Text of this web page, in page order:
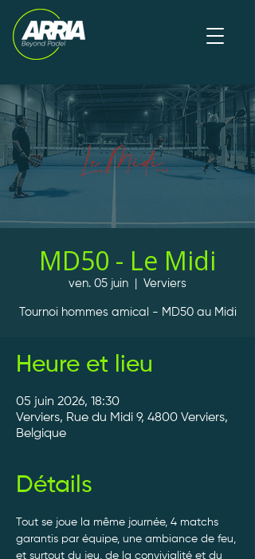
MD50 - Le Midi
ven. 05 juin Verviers
Tournoi hommes amical - MD50 au Midi
Heure et lieu
05 juin 2026, 18:30
Verviers, Rue du Midi 9, 4800 Verviers,
Belgique
Détails
Tout se joue la même journée, 4 matchs
garantis par équipe, une ambiance de feu,
et surtout du jeu, de la convivialité et du